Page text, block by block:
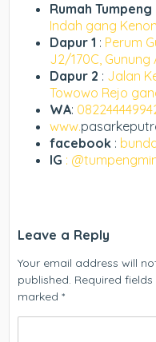
Rumah
Indah gang
Dapur 1 : Perum
J2/170C,
Dapur 2 : Jalan
Towowo Rejo
WA:
www.
facebook :
IG :
Leave a Reply
Your email address will
published. Required fields
marked*